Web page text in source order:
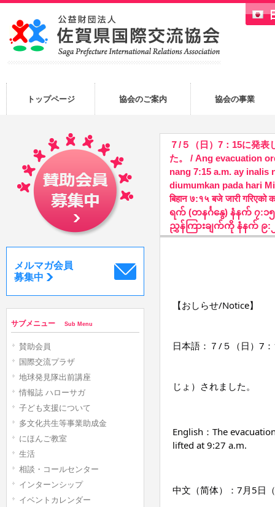
トップページ 協会のご案内 協会の事業
７/５（日）7：15に発
た。 / Ang evacuation
nang 7:15 a.m. ay inalis
diumumkan pada hari
बिहान ७:१५ बजे जारी
ရက် (တနင်္ဂနွေ) နံနက် ၇:
ညွှန်ကြားချက်ကို နံနက် ၉
【おしらせ/Notice】
日本語：７/５（日）7
じょ）されました。
English：The
lifted at 9:27 a.m.
中文（简体）：7月5日
メルマガ会員
募集中
サブメニュー Sub Menu
賛助会員
国際交流プラザ
地球発見隊出前講座
情報誌 ハローサガ
子ども支援について
多文化共生等事業助成金
にほんご教室
生活
相談・コールセンター
インターンシップ
イベントカレンダー